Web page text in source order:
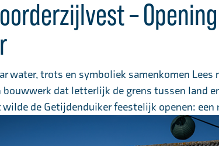
– Opening
water, trots en symboliek samenkomen Lees
bouwwerk dat letterlijk de grens tussen land
de Getijdenduiker feestelijk openen: een